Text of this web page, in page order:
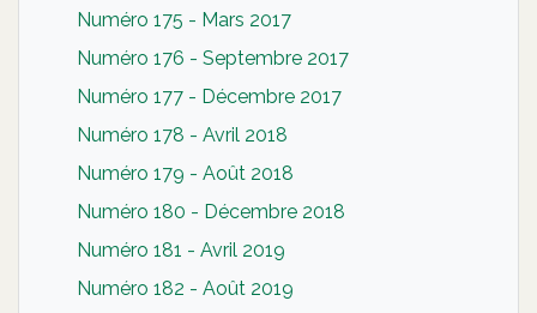
Numéro 175 - Mars 2017
Numéro 176 - Septembre 2017
Numéro 177 - Décembre 2017
Numéro 178 - Avril 2018
Numéro 179 - Août 2018
Numéro 180 - Décembre 2018
Numéro 181 - Avril 2019
Numéro 182 - Août 2019